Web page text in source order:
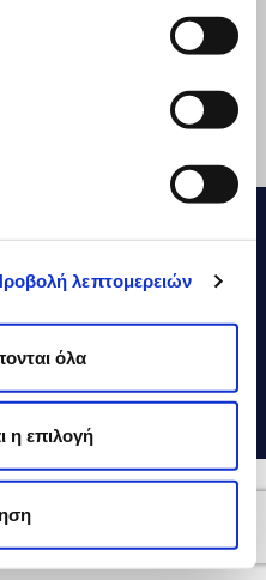
λεπτομερειών
όλα
η επιλογή